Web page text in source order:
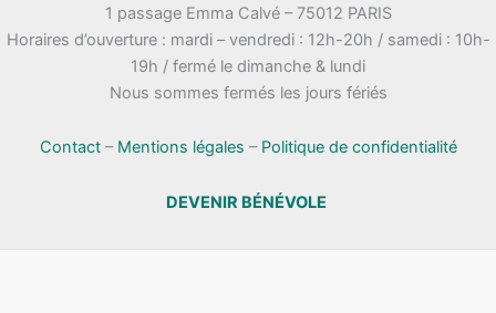
1 passage Emma Calvé – 75012 PARIS
Horaires d’ouverture : mardi – vendredi : 12h-20h / samedi : 10h-
19h / fermé le dimanche & lundi
Nous sommes fermés les jours fériés
Contact– Mentions légales – Politique de confidentialité
DEVENIR BÉNÉVOLE